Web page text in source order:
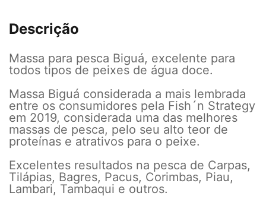
Descrição
Massa para pesca Biguá, excelente para
todos tipos de peixes de água doce.
Massa Biguá considerada a mais lembrada
entre os consumidores pela Fish´n Strategy
em 2019, considerada uma das melhores
massas de pesca, pelo seu alto teor de
proteínas e atrativos para o peixe.
Excelentes resultados na pesca de Carpas,
Tilápias, Bagres, Pacus, Corimbas, Piau,
Lambari, Tambaqui e outros.